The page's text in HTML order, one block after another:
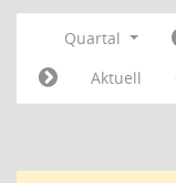
Quartal
Aktuell